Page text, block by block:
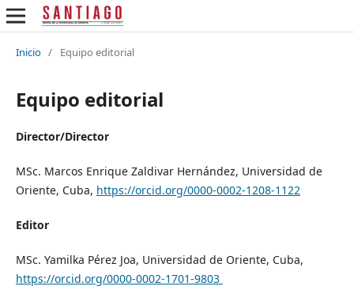
Inicio / Equipo editorial
Equipo editorial
Director/Director
MSc. Marcos Enrique Zaldivar Hernández, Universidad de
Oriente, Cuba, https://orcid.org/0000-0002-1208-1122
Editor
MSc. Yamilka Pérez Joa, Universidad de Oriente, Cuba,
https://orcid.org/0000-0002-1701-9803